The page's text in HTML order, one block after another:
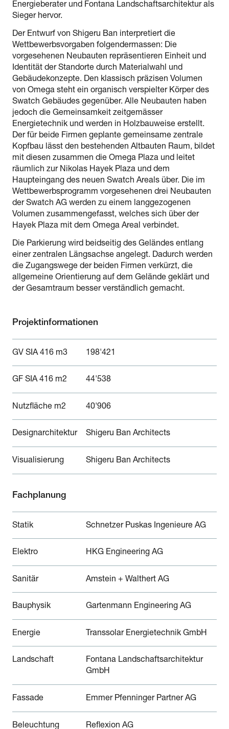
Energieberater und Fontana Landschaftsarchitektur als
Sieger hervor.
Der Entwurf von Shigeru Ban interpretiert die
Wettbewerbsvorgaben folgendermassen: Die
vorgesehenen Neubauten repräsentieren Einheit und
Identität der Standorte durch Materialwahl und
Gebäudekonzepte. Den klassisch präzisen Volumen
von Omega steht ein organisch verspielter Körper des
Swatch Gebäudes gegenüber. Alle Neubauten haben
jedoch die Gemeinsamkeit zeitgemässer
Energietechnik und werden in Holzbauweise erstellt.
Der für beide Firmen geplante gemeinsame zentrale
Kopfbau lässt den bestehenden Altbauten Raum, bildet
mit diesen zusammen die Omega Plaza und leitet
räumlich zur Nikolas Hayek Plaza und dem
Haupteingang des neuen Swatch Areals über. Die im
Wettbewerbsprogramm vorgesehenen drei Neubauten
der Swatch AG werden zu einem langgezogenen
Volumen zusammengefasst, welches sich über der
Hayek Plaza mit dem Omega Areal verbindet.
Die Parkierung wird beidseitig des Geländes entlang
einer zentralen Längsachse angelegt. Dadurch werden
die Zugangswege der beiden Firmen verkürzt, die
allgemeine Orientierung auf dem Gelände geklärt und
der Gesamtraum besser verständlich gemacht.
Projektinformationen
GV SIA 416 m3 198'421
GF SIA 416 m2 44'538
Nutzfläche m2 40'906
Designarchitektur Shigeru Ban Architects
Visualisierung Shigeru Ban Architects
Fachplanung
Statik Schnetzer Puskas Ingenieure AG
Elektro HKG Engineering AG
Sanitär Amstein + Walthert AG
Bauphysik Gartenmann Engineering AG
Energie Transsolar Energietechnik GmbH
Landschaft
Fontana Landschaftsarchitektur
GmbH
Fassade Emmer Pfenninger Partner AG
Beleuchtung Reflexion AG